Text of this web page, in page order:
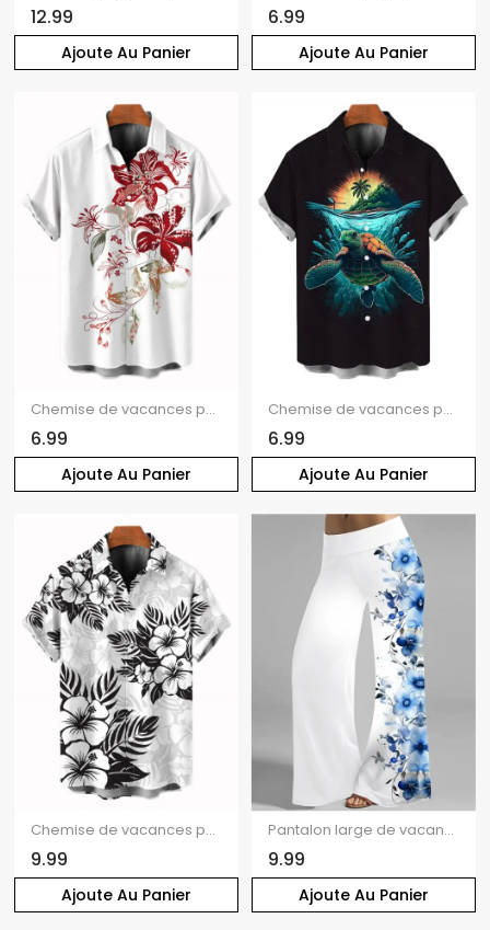
Ajoute Au Panier
12.99
Ajoute Au Panier
6.99
Ajoute Au Panier
Chemise de vacances pour homme à motif floral et feuilles, boutonnée
6.99
Ajoute Au Panier
Chemise de vacances pour homme, imprimé paysage de plage avec tortues, chemise boutonnée
6.99
Ajoute Au Panier
Chemise de vacances pour homme, imprimé floral et feuilles, col rabattu
9.99
Ajoute Au Panier
Pantalon large de vacances à imprimé floral et taille haute élastique
9.99